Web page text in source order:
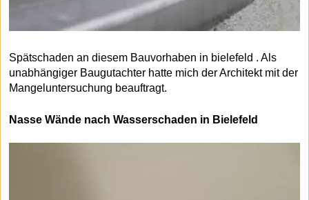
Spätschaden an diesem Bauvorhaben in bielefeld . Als
unabhängiger Baugutachter hatte mich der Architekt mit der
Mangeluntersuchung beauftragt.
Nasse Wände nach Wasserschaden in Bielefeld